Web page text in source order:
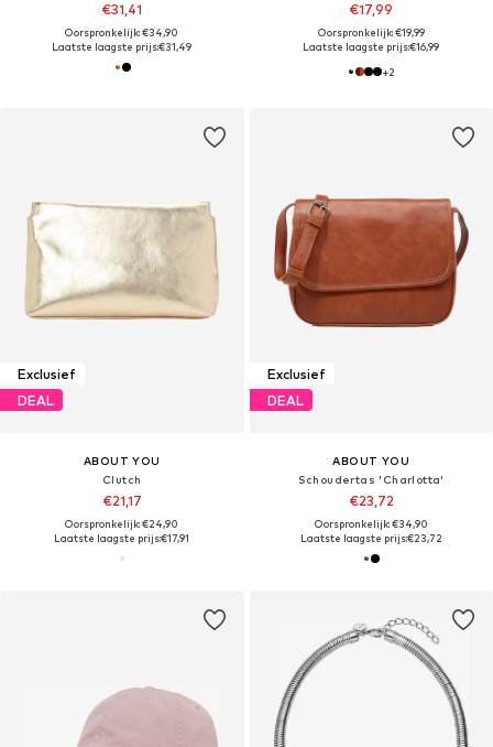
€31,41
Oorspronkelijk: €34,90
Laatste laagste prijs:€31,49
€17,99
Oorspronkelijk: €19,99
Laatste laagste prijs:€16,99
+2
Exclusief
DEAL
ABOUT YOU
Clutch
€21,17
Oorspronkelijk: €24,90
Laatste laagste prijs:€17,91
Exclusief
DEAL
ABOUT YOU
Schoudertas 'Charlotta'
€23,72
Oorspronkelijk: €34,90
Laatste laagste prijs:€23,72